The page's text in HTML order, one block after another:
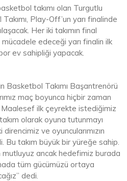
takımı olan Turgutlu
Play-Off’un yarı finalinde
Her iki takımın final
edeceği yarı finalin ilk
ev sahipliği yapacak.
Basketbol Takımı Başantrenörü
maç boyunca hiçbir zaman
ilk çeyrekte istediğimiz
olarak oyuna tutunmayı
ve oyuncularımızın
takım büyük bir yüreğe sahip.
mutluyuz ancak hedefimiz burada
tüm gücümüzü ortaya
dedi.